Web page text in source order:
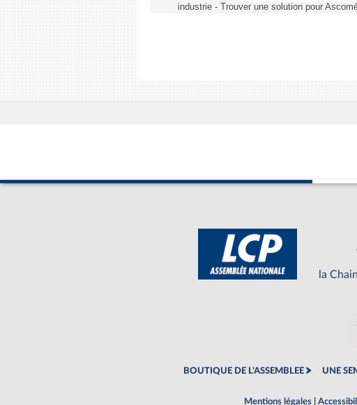
industrie - Trouver une solution pour
la
BOUTIQUE DE L'ASSEMBLEE UNE
Mentions légales